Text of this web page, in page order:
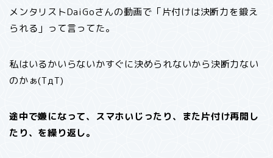
メンタリストDaiGoさんの動画で「片付けは決断力を鍛え
られる」って言ってた。
私はいるかいらないかすぐに決められないから決断力ない
のかぁ(TдT)
途中で嫌になって、スマホいじったり、また片付け再開し
たり、を繰り返し。